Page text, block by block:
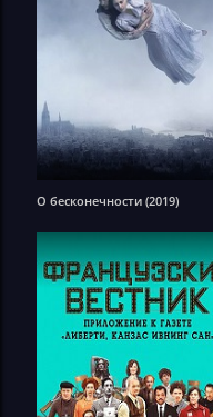
О бесконечности (2019)